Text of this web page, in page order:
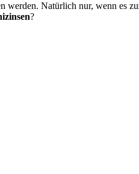
werden. Natürlich nur, wenn es
?